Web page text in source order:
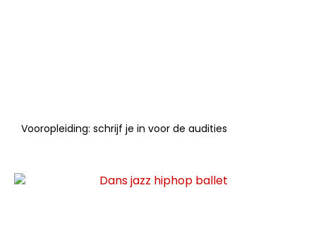
Vooropleiding: schrijf je in voor de audities